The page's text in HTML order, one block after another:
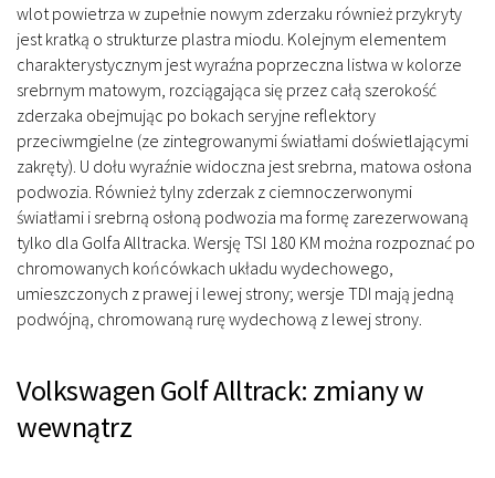
wlot powietrza w zupełnie nowym zderzaku również przykryty
jest kratką o strukturze plastra miodu. Kolejnym elementem
charakterystycznym jest wyraźna poprzeczna listwa w kolorze
srebrnym matowym, rozciągająca się przez całą szerokość
zderzaka obejmując po bokach seryjne reflektory
przeciwmgielne (ze zintegrowanymi światłami doświetlającymi
zakręty). U dołu wyraźnie widoczna jest srebrna, matowa osłona
podwozia. Również tylny zderzak z ciemnoczerwonymi
światłami i srebrną osłoną podwozia ma formę zarezerwowaną
tylko dla Golfa Alltracka. Wersję TSI 180 KM można rozpoznać po
chromowanych końcówkach układu wydechowego,
umieszczonych z prawej i lewej strony; wersje TDI mają jedną
podwójną, chromowaną rurę wydechową z lewej strony.
Volkswagen Golf Alltrack: zmiany w
wewnątrz